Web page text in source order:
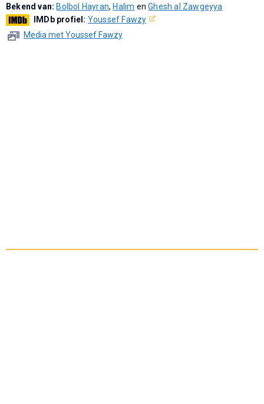
Bekend van: Bolbol Hayran, Halim enGhesh al Zawgeyya
IMDb profiel: Youssef Fawzy
Media met Youssef Fawzy